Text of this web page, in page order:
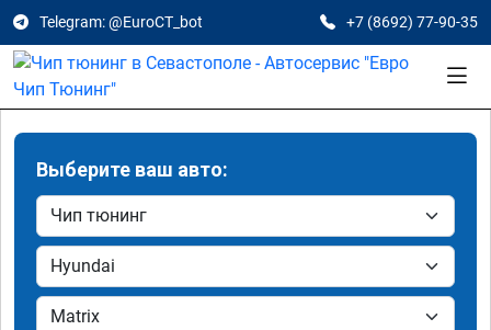
Telegram: @EuroCT_bot +7 (8692) 77-90-35
Выберите ваш авто: